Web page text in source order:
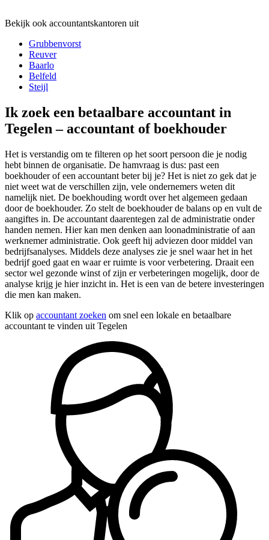
Bekijk ook accountantskantoren uit
Grubbenvorst
Reuver
Baarlo
Belfeld
Steijl
Ik zoek een betaalbare accountant in
Tegelen – accountant of boekhouder
Het is verstandig om te filteren op het soort persoon die je nodig
hebt binnen de organisatie. De hamvraag is dus: past een
boekhouder of een accountant beter bij je? Het is niet zo gek dat je
niet weet wat de verschillen zijn, vele ondernemers weten dit
namelijk niet. De boekhouding wordt over het algemeen gedaan
door de boekhouder. Zo stelt de boekhouder de balans op en vult de
aangiftes in. De accountant daarentegen zal de administratie onder
handen nemen. Hier kan men denken aan loonadministratie of aan
werknemer administratie. Ook geeft hij adviezen door middel van
bedrijfsanalyses. Middels deze analyses zie je snel waar het in het
bedrijf goed gaat en waar er ruimte is voor verbetering. Draait een
sector wel gezonde winst of zijn er verbeteringen mogelijk, door de
analyse krijg je hier inzicht in. Het is een van de betere investeringen
die men kan maken.
Klik op accountant zoeken om snel een lokale en betaalbare
accountant te vinden uit Tegelen